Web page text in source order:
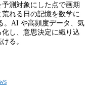
測対象にした点で画期
れる日の記憶を数学に
。AI や高頻度データ、気
し、意思決定に織り込
る。